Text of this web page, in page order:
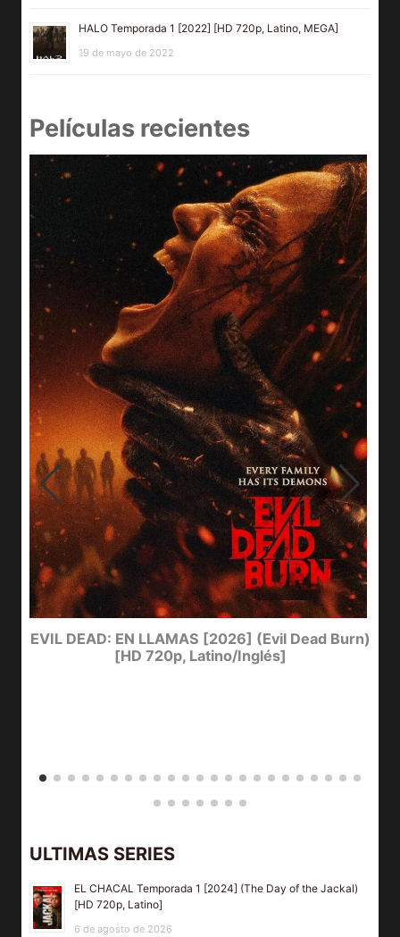
HALO Temporada 1 [2022] [HD 720p, Latino, MEGA]
19 de mayo de 2022
Películas recientes
EVIL DEAD: EN LLAMAS [2026] (Evil Dead Burn)
[HD 720p, Latino/Inglés]
ULTIMAS SERIES
EL CHACAL Temporada 1 [2024] (The Day of the Jackal)
[HD 720p, Latino]
6 de agosto de 2026